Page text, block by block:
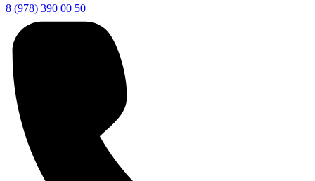
8 (978) 390 00 50